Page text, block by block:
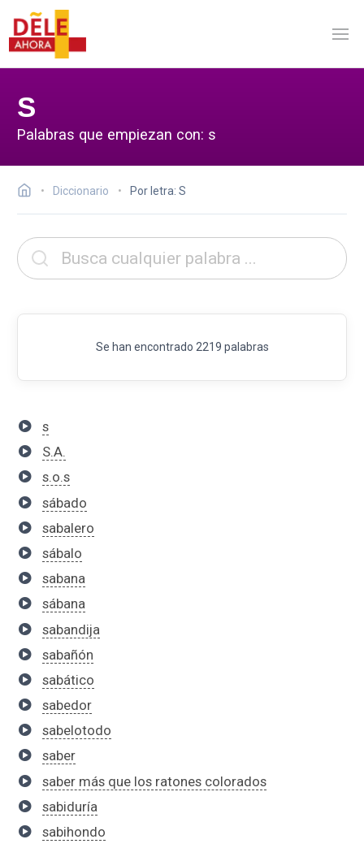
S
Palabras que empiezan con: s
Diccionario Por letra: S
Se han encontrado 2219 palabras
s
S.A.
s.o.s
sábado
sabalero
sábalo
sabana
sábana
sabandija
sabañón
sabático
sabedor
sabelotodo
saber
saber más que los ratones colorados
sabiduría
sabihondo